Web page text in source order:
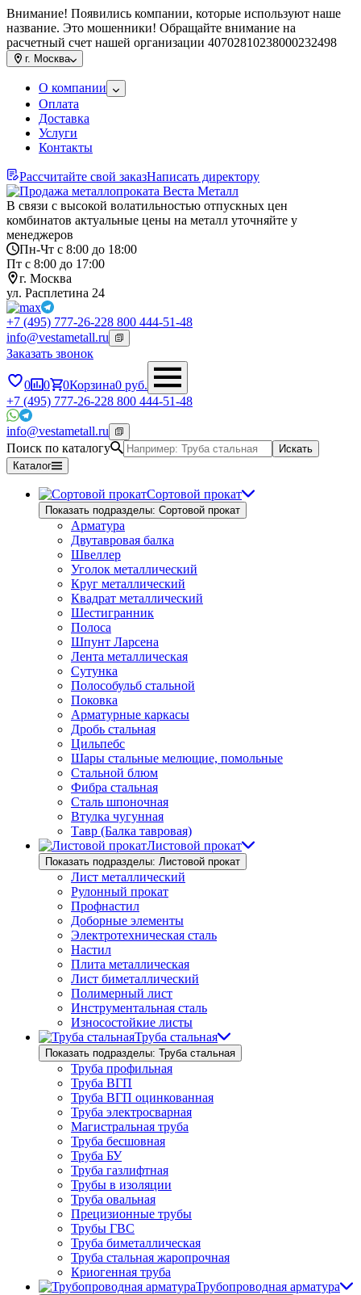
Внимание! Появились компании, которые используют наше
название. Это мошенники! Обращайте внимание на
расчетный счет нашей организации 40702810238000232498
г. Москва
О компании
Оплата
Доставка
Услуги
Контакты
Рассчитайте свой заказНаписать директору
В связи с высокой волатильностью отпускных цен
комбинатов актуальные цены на металл уточняйте у
менеджеров
Пн-Чт с 8:00 до 18:00
Пт с 8:00 до 17:00
г. Москва
ул. Расплетина 24
+7 (495) 777-26-228 800 444-51-48
info@vestametall.ru
Заказать звонок
0 0 0Корзина0 руб.
+7 (495) 777-26-228 800 444-51-48
info@vestametall.ru
Поиск по каталогу
Искать
Каталог
Сортовой прокат
Показать подразделы: Сортовой прокат
Арматура
Двутавровая балка
Швеллер
Уголок металлический
Круг металлический
Квадрат металлический
Шестигранник
Полоса
Шпунт Ларсена
Лента металлическая
Сутунка
Полособульб стальной
Поковка
Арматурные каркасы
Дробь стальная
Цильпебс
Шары стальные мелющие, помольные
Стальной блюм
Фибра стальная
Сталь шпоночная
Втулка чугунная
Тавр (Балка тавровая)
Листовой прокат
Показать подразделы: Листовой прокат
Лист металлический
Рулонный прокат
Профнастил
Доборные элементы
Электротехническая сталь
Настил
Плита металлическая
Лист биметаллический
Полимерный лист
Инструментальная сталь
Износостойкие листы
Труба стальная
Показать подразделы: Труба стальная
Труба профильная
Труба ВГП
Труба ВГП оцинкованная
Труба электросварная
Магистральная труба
Труба бесшовная
Труба БУ
Труба газлифтная
Трубы в изоляции
Труба овальная
Прецизионные трубы
Трубы ГВС
Труба биметаллическая
Труба стальная жаропрочная
Криогенная труба
Трубопроводная арматура